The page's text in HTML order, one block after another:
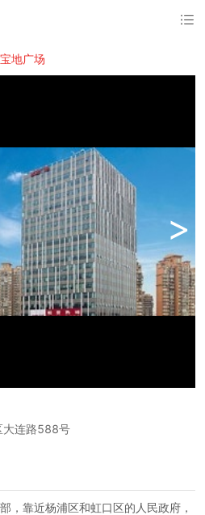
宝地广场
>
大连路588号
，靠近杨浦区和虹口区的人民政府，